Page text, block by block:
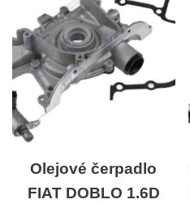
Olejové čerpadlo
FIAT DOBLO 1.6D